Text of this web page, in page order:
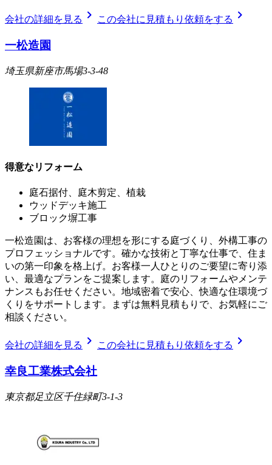
会社の詳細を見る chevron_right この会社に見積もり依頼をする chevron_right
一松造園
埼玉県新座市馬場3-3-48
得意なリフォーム
庭石据付、庭木剪定、植栽
ウッドデッキ施工
ブロック塀工事
一松造園は、お客様の理想を形にする庭づくり、外構工事の
プロフェッショナルです。確かな技術と丁寧な仕事で、住ま
いの第一印象を格上げ。お客様一人ひとりのご要望に寄り添
い、最適なプランをご提案します。庭のリフォームやメンテ
ナンスもお任せください。地域密着で安心、快適な住環境づ
くりをサポートします。まずは無料見積もりで、お気軽にご
相談ください。
会社の詳細を見る chevron_right この会社に見積もり依頼をする chevron_right
幸良工業株式会社
東京都足立区千住緑町3-1-3